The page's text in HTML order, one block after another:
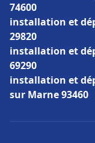
74600
installation et
29820
installation et
69290
installation et
sur Marne 93460